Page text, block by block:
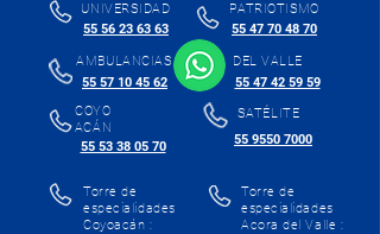
UNIVERSIDAD
55 56 23 63 63
55 47 70 48 70
PATRIOTISMO
AMBULANCIAS
55 57 10 45 62
DEL VALLE
55 47 42 59 59
COYO
ACÁN
55 53 38 05 70
SATÉLITE
55 9550 7000
Torre de
especialidades
Coyoacán :
Torre de
especialidades
Acora del Valle :